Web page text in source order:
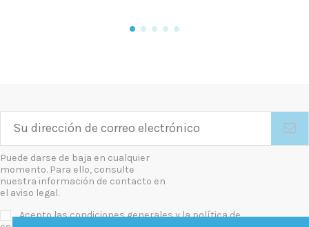
Puede darse de baja en cualquier
momento. Para ello, consulte
nuestra información de contacto en
el aviso legal.
Acepto las condiciones generales y la política de